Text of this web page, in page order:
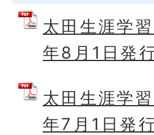
太田生涯学
年8月1日発
太田生涯学
年7月1日発